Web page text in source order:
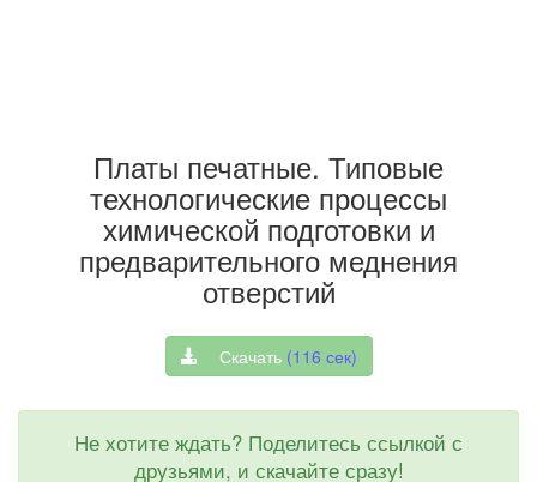
Платы печатные. Типовые
технологические процессы
химической подготовки и
предварительного меднения
отверстий
Скачать (116 сек)
Не хотите ждать? Поделитесь ссылкой с
друзьями, и скачайте сразу!